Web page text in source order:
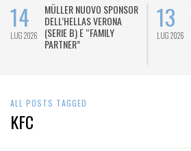
14
LUG 2026
MÜLLER NUOVO SPONSOR
DELL’HELLAS VERONA
(SERIE B) E “FAMILY
PARTNER”
13
LUG 2026
ALL POSTS TAGGED
KFC